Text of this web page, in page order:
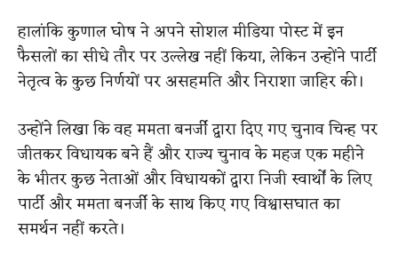
हालांकि कुणाल घोष ने अपने सोशल मीडिया पोस्ट में इन
फैसलों का सीधे तौर पर उल्लेख नहीं किया, लेकिन उन्होंने पार्टी
नेतृत्व के कुछ निर्णयों पर असहमति और निराशा जाहिर की।
उन्होंने लिखा कि वह ममता बनर्जी द्वारा दिए गए चुनाव चिन्ह पर
जीतकर विधायक बने हैं और राज्य चुनाव के महज एक महीने
के भीतर कुछ नेताओं और विधायकों द्वारा निजी स्वार्थों के लिए
पार्टी और ममता बनर्जी के साथ किए गए विश्वासघात का
समर्थन नहीं करते।